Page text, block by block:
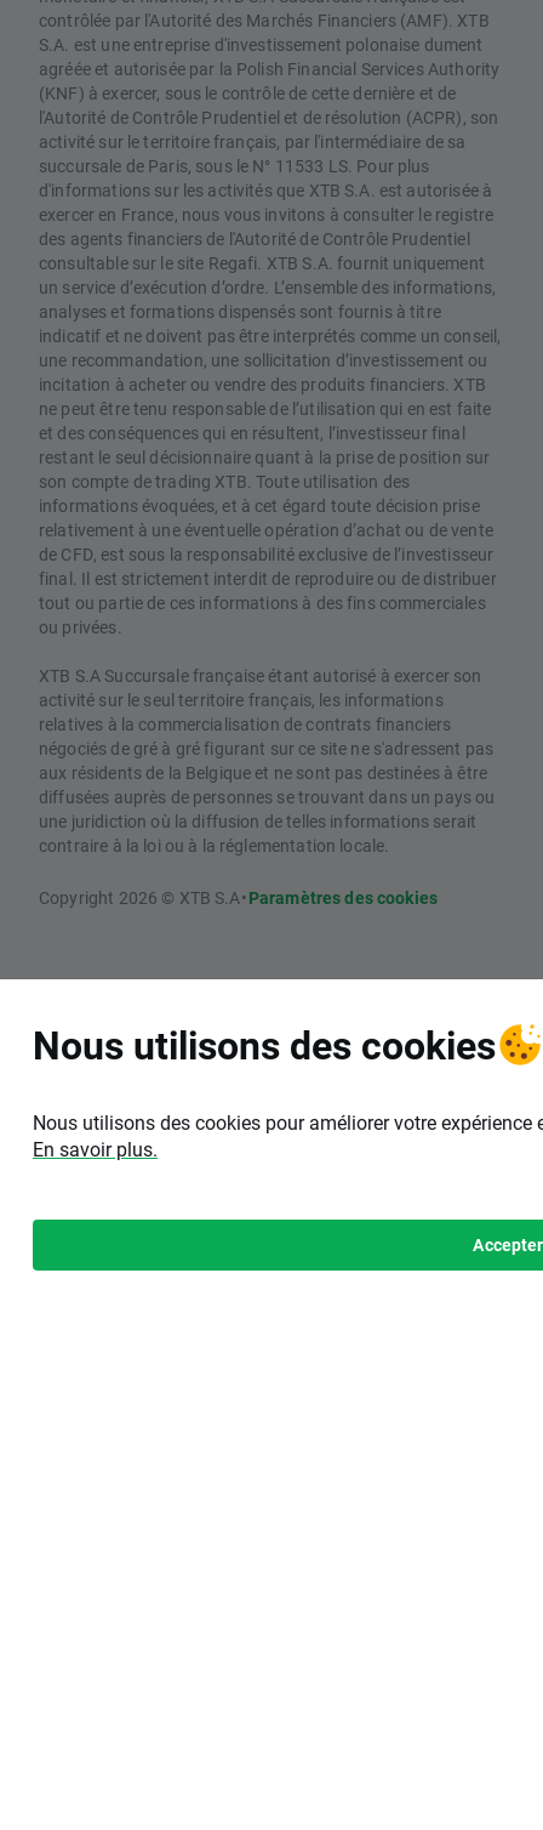
contrôlée par l'Autorité des Marchés Financiers (AMF). XTB
S.A. est une entreprise d'investissement polonaise dument
agréée et autorisée par la Polish Financial Services Authority
(KNF) à exercer, sous le contrôle de cette dernière et de
l'Autorité de Contrôle Prudentiel et de résolution (ACPR), son
activité sur le territoire français, par l'intermédiaire de sa
succursale de Paris, sous le N° 11533 LS. Pour plus
d'informations sur les activités que XTB S.A. est autorisée à
exercer en France, nous vous invitons à consulter le registre
des agents financiers de l'Autorité de Contrôle Prudentiel
consultable sur le site Regafi. XTB S.A. fournit uniquement
un service d’exécution d’ordre. L’ensemble des informations,
analyses et formations dispensés sont fournis à titre
indicatif et ne doivent pas être interprétés comme un conseil,
une recommandation, une sollicitation d’investissement ou
incitation à acheter ou vendre des produits financiers. XTB
ne peut être tenu responsable de l’utilisation qui en est faite
et des conséquences qui en résultent, l’investisseur final
restant le seul décisionnaire quant à la prise de position sur
son compte de trading XTB. Toute utilisation des
informations évoquées, et à cet égard toute décision prise
relativement à une éventuelle opération d’achat ou de vente
de CFD, est sous la responsabilité exclusive de l’investisseur
final. Il est strictement interdit de reproduire ou de distribuer
tout ou partie de ces informations à des fins commerciales
ou privées.
XTB S.A Succursale française étant autorisé à exercer son
activité sur le seul territoire français, les informations
relatives à la commercialisation de contrats financiers
négociés de gré à gré figurant sur ce site ne s'adressent pas
aux résidents de la Belgique et ne sont pas destinées à être
diffusées auprès de personnes se trouvant dans un pays ou
une juridiction où la diffusion de telles informations serait
contraire à la loi ou à la réglementation locale.
Copyright 2026 © XTB S.A•Paramètres des cookies
Nous utilisons des cookies
Nous utilisons des cookies pour améliorer votre
En savoir plus.
Accepter